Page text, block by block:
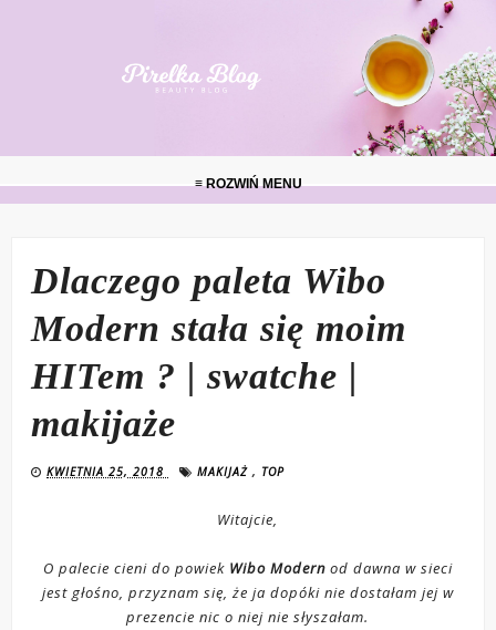
≡ ROZWIŃ MENU
Dlaczego paleta Wibo
Modern stała się moim
HITem ? | swatche |
makijaże
KWIETNIA 25, 2018 MAKIJAŻ, TOP
Witajcie,
O palecie cieni do powiek Wibo Modernod dawna w sieci
jest głośno, przyznam się, że ja dopóki nie dostałam jej w
prezencie nic o niej nie słyszałam.